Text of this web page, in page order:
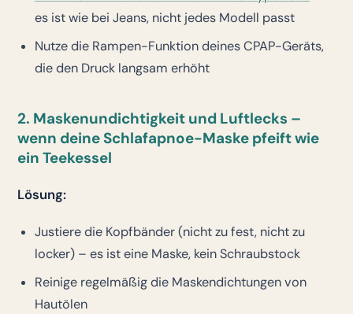
es ist wie bei Jeans, nicht jedes Modell passt
Nutze die Rampen-Funktion deines CPAP-Geräts,
die den Druck langsam erhöht
2. Maskenundichtigkeit und Luftlecks –
wenn deine Schlafapnoe-Maske pfeift wie
ein Teekessel
Lösung:
Justiere die Kopfbänder (nicht zu fest, nicht zu
locker) – es ist eine Maske, kein Schraubstock
Reinige regelmäßig die Maskendichtungen von
Hautölen